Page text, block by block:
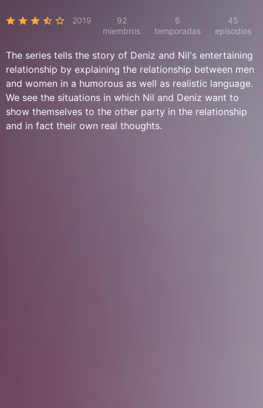
2019
92
miembros
6
temporadas
45
episodios
The series tells the story of Deniz and Nil's entertaining
relationship by explaining the relationship between men
and women in a humorous as well as realistic language.
We see the situations in which Nil and Deniz want to
show themselves to the other party in the relationship
and in fact their own real thoughts.